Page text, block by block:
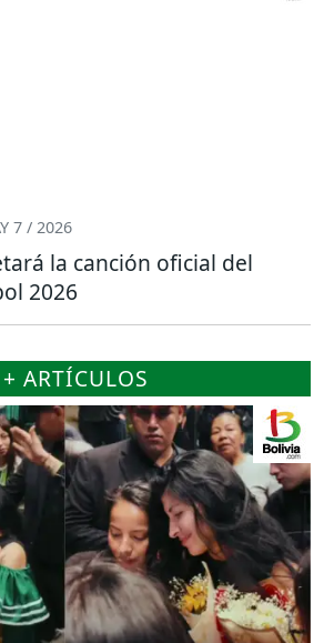
7 / 2026
la canción oficial del
2026
+ ARTÍCULOS